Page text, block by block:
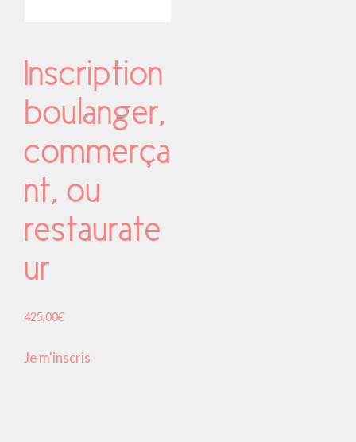
Inscription
boulanger,
commerça
nt, ou
restaurate
ur
425,00€
Je m'inscris